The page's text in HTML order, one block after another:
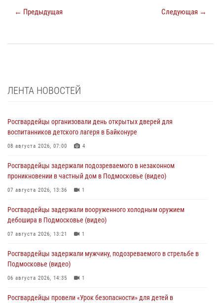
← Предыдущая Следующая →
ЛЕНТА НОВОСТЕЙ
Росгвардейцы организовали день открытых дверей для
воспитанников детского лагеря в Байконуре
08 августа 2026, 07:00 4
Росгвардейцы задержали подозреваемого в незаконном
проникновении в частный дом в Подмосковье (видео)
07 августа 2026, 13:36 1
Росгвардейцы задержали вооруженного холодным оружием
дебошира в Подмосковье (видео)
07 августа 2026, 13:21 1
Росгвардейцы задержали мужчину, подозреваемого в стрельбе в
Подмосковье (видео)
06 августа 2026, 14:35 1
Росгвардейцы провели «Урок безопасности» для детей в